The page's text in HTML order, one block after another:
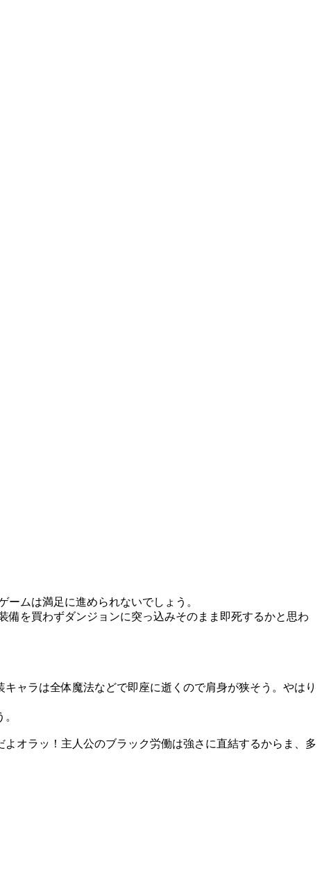
ムは満足に進められないでしょう。
を買わずダンジョンに突っ込みそのまま即死するかと思わ
ャラは全体魔法などで即座に逝くので肩身が狭そう。やはり
オラッ！主人公のブラック労働は強さに直結するからま、多